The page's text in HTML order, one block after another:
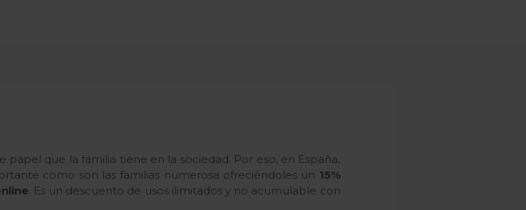
papel que la familia tiene en la sociedad. Por eso, en España,
como son las familias numerosa ofreciéndoles un 15%
. Es un descuento de usos ilimitados y no acumulable con